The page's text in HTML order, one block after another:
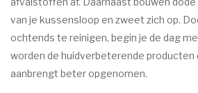
van je kussensloop en zweet zich op.
ochtends te reinigen, begin je de dag
worden de huidverbeterende producten
aanbrengt beter opgenomen.